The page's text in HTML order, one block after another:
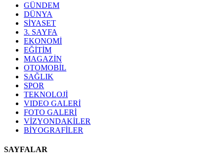
GÜNDEM
DÜNYA
SİYASET
3. SAYFA
EKONOMİ
EĞİTİM
MAGAZİN
OTOMOBİL
SAĞLIK
SPOR
TEKNOLOJİ
VIDEO GALERİ
FOTO GALERİ
VİZYONDAKİLER
BİYOGRAFİLER
SAYFALAR